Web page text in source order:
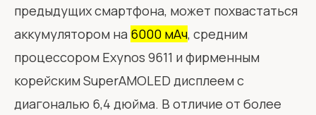
предыдущих смартфона, может похвастаться
аккумулятором на 6000 мАч, средним
процессором Exynos 9611 и фирменным
корейским SuperAMOLED дисплеем с
диагональю 6,4 дюйма. В отличие от более